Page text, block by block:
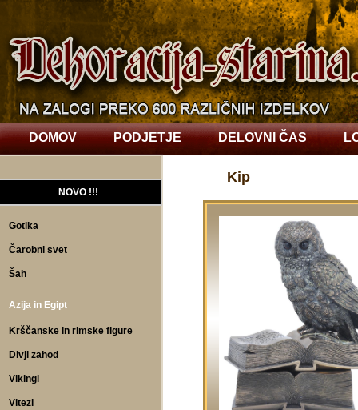
DOMOV PODJETJE DELOVNI ČAS
Kip
NOVO !!!
Gotika
Čarobni svet
Šah
Azija in Egipt
Krščanske in rimske figure
Divji zahod
Vikingi
Vitezi